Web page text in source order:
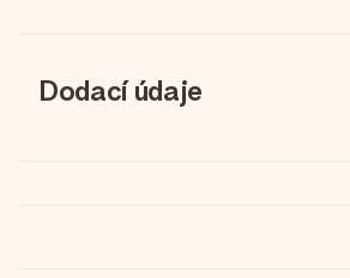
Dodací údaje